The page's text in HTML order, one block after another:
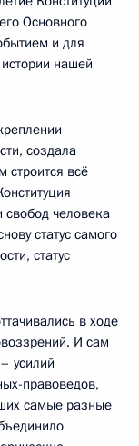
Основного
и для
нашей
создала
строится всё
свобод человека
статус самого
статус
в ходе
И сам
усилий
правоведов,
самые разные